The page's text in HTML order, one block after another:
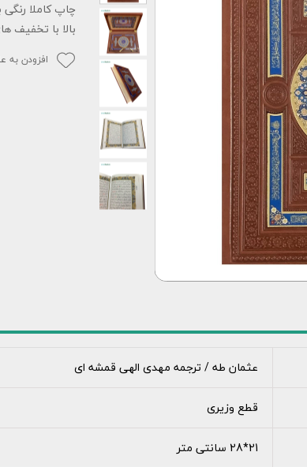
چاپ کاملا
بالا با تخفیف
افزودن به
عثمان طه / ترجمه مهدی الهی قمشه ای
قطع وزیری
21*28 سانتی متر